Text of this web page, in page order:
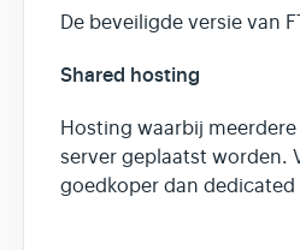
De beveiligde versie van
Shared hosting
Hosting waarbij
server geplaatst worden.
goedkoper dan dedicated